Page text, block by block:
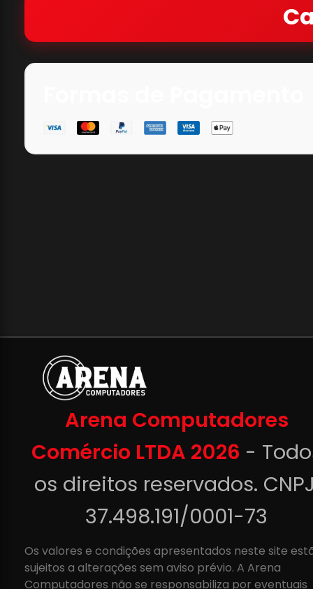
Arena Computadores
Comércio LTDA 2026 -
os direitos reservados.
37.498.191/0001-73
Os valores e condições apresentados neste site
sujeitos a alterações sem aviso prévio. A Arena
Computadores não se responsabiliza por eventuais